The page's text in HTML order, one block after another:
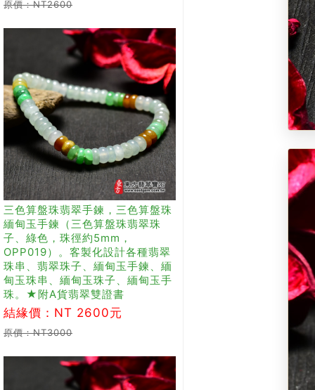
原價：NT2600
三色算盤珠翡翠手鍊，三色算盤珠
緬甸玉手鍊（三色算盤珠翡翠珠
子、綠色，珠徑約5mm，
OPP019）。客製化設計各種翡翠
珠串、翡翠珠子、緬甸玉手鍊、緬
甸玉珠串、緬甸玉珠子、緬甸玉手
珠。★附A貨翡翠雙證書
結緣價：NT 2600元
原價：NT3000